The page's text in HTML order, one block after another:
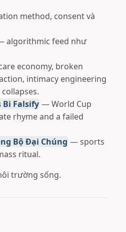
method, consent và
algorithmic feed như
economy, broken
intimacy engineering
Bi Falsify — World Cup
rhyme and a failed
Bộ Đại Chúng — sports
ritual.
trường sống.